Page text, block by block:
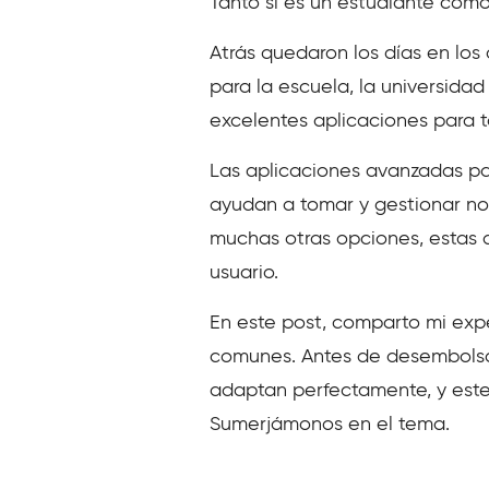
Atrás quedaron los días en
para la escuela, la
excelentes aplicaciones para
Las aplicaciones avanzadas
ayudan a tomar y gestionar
muchas otras opciones, estas
usuario.
En este post, comparto mi
comunes. Antes de
adaptan perfectamente, y
Sumerjámonos en el tema.